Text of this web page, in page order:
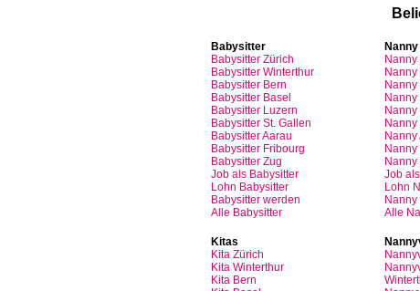
Babysitter
Babysitter Zürich
Babysitter Winterthur
Babysitter Bern
Babysitter Basel
Babysitter Luzern
Babysitter St. Gallen
BabysitterAarau
Babysitter Fribourg
Babysitter Zug
Job alsBabysitter
Lohn Babysitter
Babysitter werden
Alle Babysitter
Nanny
Nanny
Nanny
Nanny
Nanny
Nanny
Nanny
Nanny
Nanny
Job als
Lohn
Nanny
Alle
Kitas
Kita Zürich
Kita Winterthur
Kita Bern